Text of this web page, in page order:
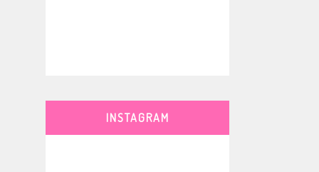
INSTAGRAM